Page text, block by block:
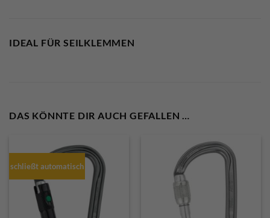
IDEAL FÜR SEILKLEMMEN
DAS KÖNNTE DIR AUCH GEFALLEN …
schließt automatisch